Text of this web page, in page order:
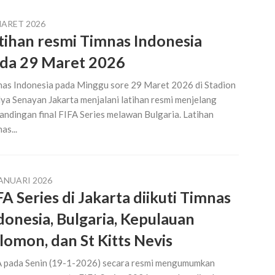
2026
resmi Timnas Indonesia
29 Maret 2026
Indonesia pada Minggu sore 29 Maret 2026 di Stadion
Senayan Jakarta menjalani latihan resmi menjelang
final FIFA Series melawan Bulgaria. Latihan
2026
Series di Jakarta diikuti Timnas
Bulgaria, Kepulauan
dan St Kitts Nevis
pada Senin (19-1-2026) secara resmi mengumumkan